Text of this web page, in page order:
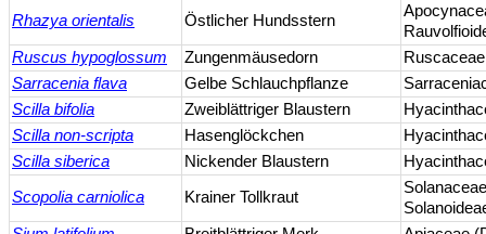
Rhazya orientalis Östlicher Hundsstern
Ruscus hypoglossum
Zungenmäusedorn
Sarracenia flava
Gelbe Schlauchpflanze
Scilla bifolia
Zweiblättriger Blaustern
Scilla non-scripta
Hasenglöckchen
Scilla siberica
Nickender Blaustern
Scopolia carniolica Krainer Tollkraut